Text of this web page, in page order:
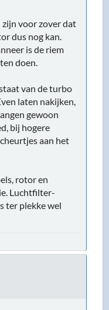
voor zover dat
dus nog kan.
is de riem
doen.
van de turbo
laten nakijken,
gewoon
bij hogere
aan het
rotor en
Luchtfilter-
ter plekke wel